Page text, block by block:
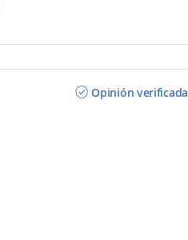
Opinión verificada